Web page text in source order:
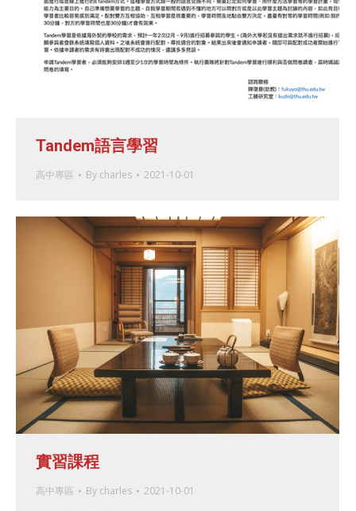
Tandem語言學習
高中專區 By charles 2021-10-01
實習課程
高中專區 By charles 2021-10-01